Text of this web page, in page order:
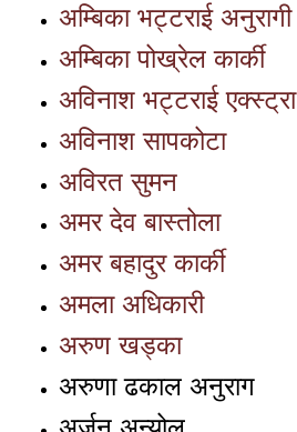
अम्बिका भट्टराई अनुरागी
अम्बिका पोख्रेल कार्की
अविनाश भट्टराई एक्स्ट्रा
अविनाश सापकोटा
अविरत सुमन
अमर देव बास्तोला
अमर बहादुर कार्की
अमला अधिकारी
अरुण खड्का
अरुणा ढकाल अनुराग